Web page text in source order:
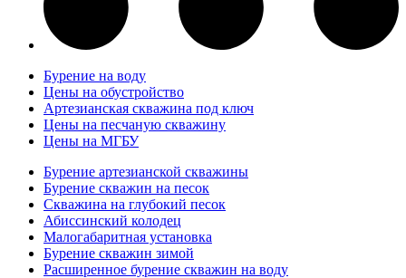
Бурение на воду
Цены на обустройство
Артезианская скважина под ключ
Цены на песчаную скважину
Цены на МГБУ
Бурение артезианской скважины
Бурение скважин на песок
Скважина на глубокий песок
Абиссинский колодец
Малогабаритная установка
Бурение скважин зимой
Расширенное бурение скважин на воду